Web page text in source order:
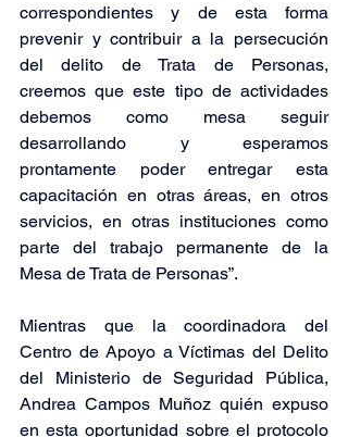
correspondientes y de esta forma
prevenir y contribuir a la persecución
del delito de Trata de Personas,
creemos que este tipo de actividades
debemos como mesa seguir
desarrollando y esperamos
prontamente poder entregar esta
capacitación en otras áreas, en otros
servicios, en otras instituciones como
parte del trabajo permanente de la
Mesa de Trata de Personas”.
Mientras que la coordinadora del
Centro de Apoyo a Víctimas del Delito
del Ministerio de Seguridad Pública,
Andrea Campos Muñoz quién expuso
en esta oportunidad sobre el protocolo